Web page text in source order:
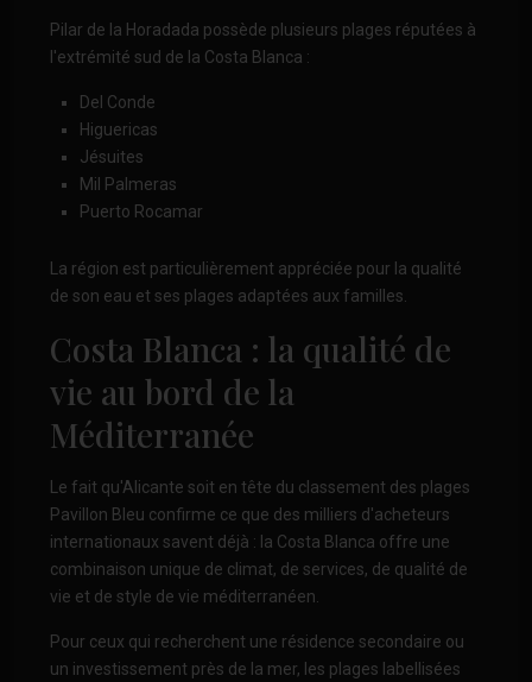
Pilar de la Horadada possède plusieurs plages réputées à
l'extrémité sud de la Costa Blanca :
Del Conde
Higuericas
Jésuites
Mil Palmeras
Puerto Rocamar
La région est particulièrement appréciée pour la qualité
de son eau et ses plages adaptées aux familles.
Costa Blanca : la qualité de
vie au bord de la
Méditerranée
Le fait qu'Alicante soit en tête du classement des plages
Pavillon Bleu confirme ce que des milliers d'acheteurs
internationaux savent déjà : la Costa Blanca offre une
combinaison unique de climat, de services, de qualité de
vie et de style de vie méditerranéen.
Pour ceux qui recherchent une résidence secondaire ou
un investissement près de la mer, les plages labellisées